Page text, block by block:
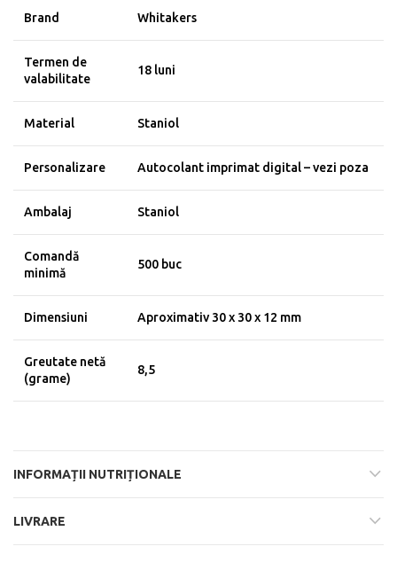
Brand Whitakers
Termen de
valabilitate
18 luni
Material Staniol
Personalizare Autocolant imprimat digital – vezi poza
Ambalaj Staniol
Comandă
minimă
500 buc
Dimensiuni Aproximativ 30 x 30 x 12 mm
Greutate netă
(grame)
8,5
INFORMAȚII NUTRIȚIONALE
LIVRARE